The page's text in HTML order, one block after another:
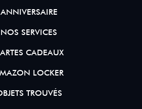
ANNIVERSAIRE
NOS SERVICES
CADEAUX
LOCKER
TROUVÉS